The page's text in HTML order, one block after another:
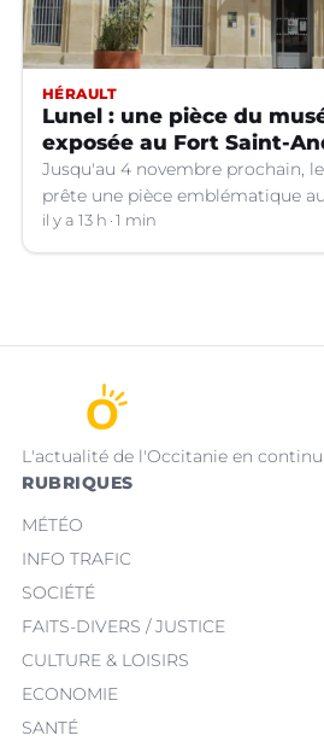
HÉRAULT
Lunel : une pièce du
exposée au Fort Saint-
Jusqu'au 4 novembre prochain,
prête une pièce emblématique
Villeneuve-lez-Avignon (Gard).
il y a 13 h 1 min
L'actualité de l'Occitanie en continu
RUBRIQUES
MÉTÉO
INFO TRAFIC
SOCIÉTÉ
FAITS-DIVERS / JUSTICE
CULTURE & LOISIRS
ECONOMIE
SANTÉ